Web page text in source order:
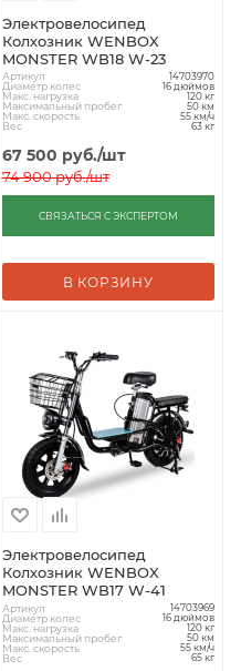
Электровелосипед
Колхозник WENBOX
MONSTER WB18 W-23
Артикул 14703970
Диаметр колес 16 дюймов
Макс. нагрузка 120 кг
Максимальный пробег 50 км
Макс. скорость 55 км/ч
Вес 63 кг
67 500 руб./шт
74 900руб./шт
СВЯЗАТЬСЯ С ЭКСПЕРТОМ
В КОРЗИНУ
Электровелосипед
Колхозник WENBOX
MONSTER WB17 W-41
Артикул 14703969
Диаметр колес 16 дюймов
Макс. нагрузка 120 кг
Максимальный пробег 50 км
Макс. скорость 55 км/ч
Вес 65 кг